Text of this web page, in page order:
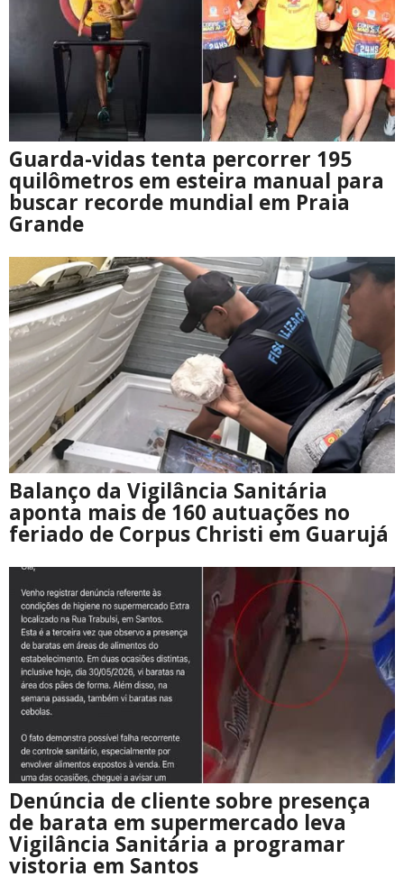
Guarda-vidas tenta percorrer 195
quilômetros em esteira manual para
buscar recorde mundial em Praia
Grande
Balanço da Vigilância Sanitária
aponta mais de 160 autuações no
feriado de Corpus Christi em Guarujá
Denúncia de cliente sobre presença
de barata em supermercado leva
Vigilância Sanitária a programar
vistoria em Santos